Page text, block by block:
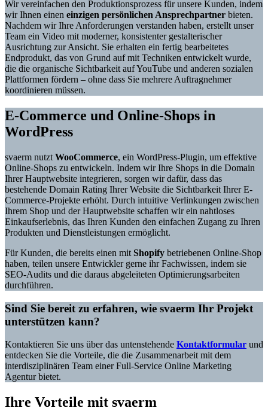
Wir vereinfachen den Produktionsprozess für unsere Kunden, indem
wir Ihnen einen einzigen persönlichen Ansprechpartner bieten.
Nachdem wir Ihre Anforderungen verstanden haben, erstellt unser
Team ein Video mit moderner, konsistenter gestalterischer
Ausrichtung zur Ansicht. Sie erhalten ein fertig bearbeitetes
Endprodukt, das von Grund auf mit Techniken entwickelt wurde,
die die organische Sichtbarkeit auf YouTube und anderen sozialen
Plattformen fördern – ohne dass Sie mehrere Auftragnehmer
koordinieren müssen.
E-Commerce und Online-Shops in
WordPress
svaerm nutzt WooCommerce, ein WordPress-Plugin, um effektive
Online-Shops zu entwickeln. Indem wir Ihre Shops in die Domain
Ihrer Hauptwebsite integrieren, sorgen wir dafür, dass das
bestehende Domain Rating Ihrer Website die Sichtbarkeit Ihrer E-
Commerce-Projekte erhöht. Durch intuitive Verlinkungen zwischen
Ihrem Shop und der Hauptwebsite schaffen wir ein nahtloses
Einkaufserlebnis, das Ihren Kunden den einfachen Zugang zu Ihren
Produkten und Dienstleistungen ermöglicht.
Für Kunden, die bereits einen mit Shopify betriebenen Online-Shop
haben, teilen unsere Entwickler gerne ihr Fachwissen, indem sie
SEO-Audits und die daraus abgeleiteten Optimierungsarbeiten
durchführen.
Sind Sie bereit zu erfahren, wie svaerm Ihr Projekt
unterstützen kann?
Kontaktieren Sie uns über das untenstehende Kontaktformular und
entdecken Sie die Vorteile, die die Zusammenarbeit mit dem
interdisziplinären Team einer Full-Service Online Marketing
Agentur bietet.
Ihre Vorteile mit svaerm